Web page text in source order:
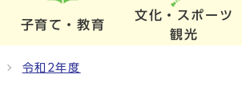
子育て・教育
文化・スポーツ
観光
令和2年度